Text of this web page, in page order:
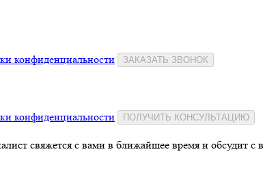
конфиденциальности ЗАКАЗАТЬ ЗВОНОК
конфиденциальности ПОЛУЧИТЬ КОНСУЛЬТАЦИЮ
свяжется с вами в ближайшее время и обсудит с